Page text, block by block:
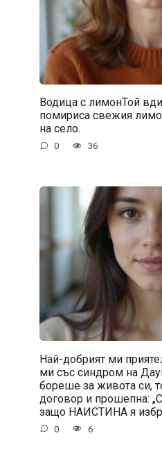
Водица с лимонТой
помириса свежия
на село.
0 36
Най-добрият ми
ми със синдром на
бореше за живота си,
договор и прошепна:
защо НАИСТИНА я
0 6